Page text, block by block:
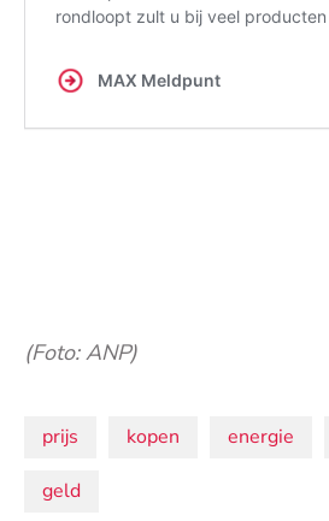
(Foto: ANP)
Onderwerpen:
prijs kopen energie
geld